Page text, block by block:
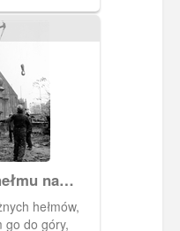
w 1902
ukończony
1905 r. Na
kiedy
przed
w końcowej
na
hełmów,
go do góry,